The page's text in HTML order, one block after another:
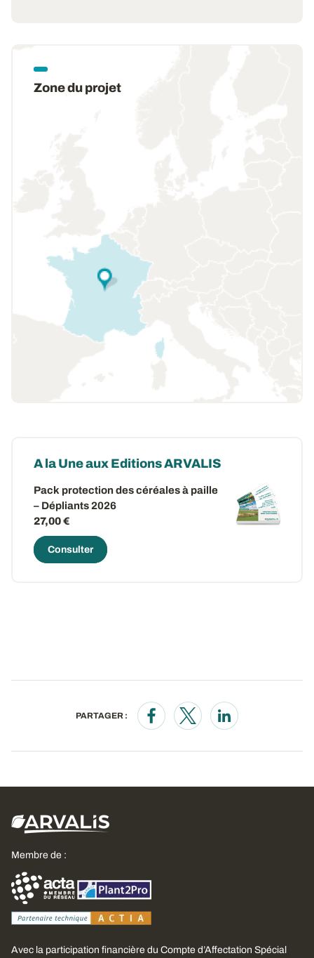
Zone du projet
A la Une aux Editions ARVALIS
Pack protection des céréales à paille
– Dépliants 2026
27,00 €
Consulter
PARTAGER :
Opens in a new window
Opens in a new window
Opens in a new
Membre de :
Avec la participation financière du Compte d’Affectation Spécial